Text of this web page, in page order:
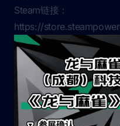
Steam链接：
https://